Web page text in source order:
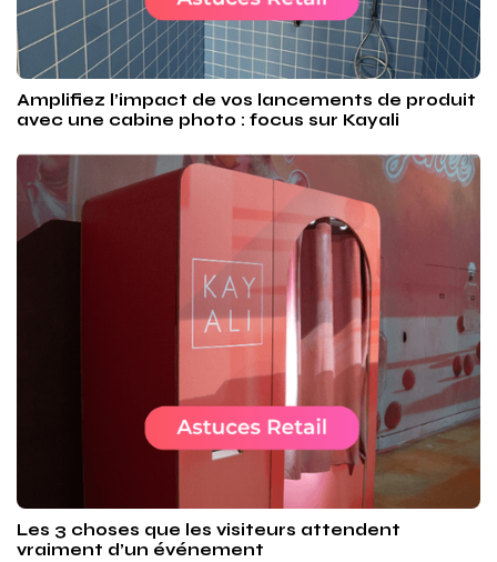
Amplifiez l’impact de vos lancements de produit
avec une cabine photo : focus sur Kayali
Les 3 choses que les visiteurs attendent
vraiment d’un événement